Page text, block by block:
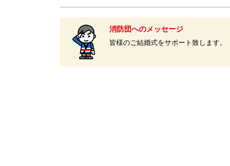
消防団へのメッセージ
皆様のご結婚式をサポート致します。